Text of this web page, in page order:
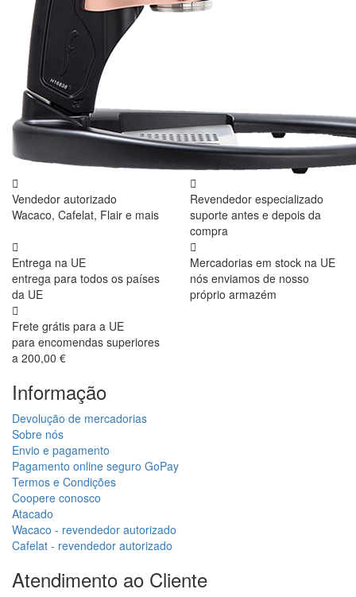
Vendedor autorizado
Wacaco, Cafelat, Flair e mais
Revendedor especializado
suporte antes e depois da
compra
Entrega na UE
entrega para todos os países
da UE
Mercadorias em stock na UE
nós enviamos de nosso
próprio armazém
Frete grátis para a UE
para encomendas superiores
a 200,00 €
Informação
Devolução de mercadorias
Sobre nós
Envio e pagamento
Pagamento online seguro GoPay
Termos e Condições
Coopere conosco
Atacado
Wacaco - revendedor autorizado
Cafelat - revendedor autorizado
Atendimento ao Cliente